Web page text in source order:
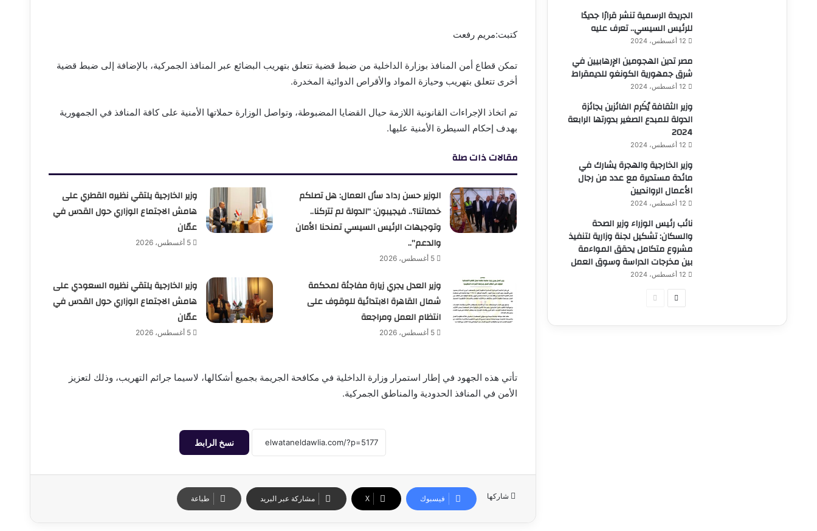
كتبت:مريم رفعت
تمكن قطاع أمن المنافذ بوزارة الداخلية من ضبط قضية تتعلق بتهريب البضائع عبر المنافذ الجمركية، بالإضافة إلى ضبط قضية
أخرى تتعلق بتهريب وحيازة المواد والأقراص الدوائية المخدرة.
تم اتخاذ الإجراءات القانونية اللازمة حيال القضايا المضبوطة، وتواصل الوزارة حملاتها الأمنية على كافة المنافذ في الجمهورية
بهدف إحكام السيطرة الأمنية عليها.
مقالات ذات صلة
الوزير حسن رداد سأل العمال: هل تصلكم
خدماتنا؟.. فيجيبون: “الدولة لم تتركنا..
وتوجيهات الرئيس السيسي تمنحنا الأمان
والدعم”..
5 أغسطس، 2026
وزير الخارجية يلتقي نظيره القطري على
هامش الاجتماع الوزاري حول القدس في
عمّان
5 أغسطس، 2026
وزير العدل يجري زيارة مفاجئة لمحكمة
شمال القاهرة الابتدائية للوقوف على
انتظام العمل ومراجعة
5 أغسطس، 2026
وزير الخارجية يلتقي نظيره السعودي على
هامش الاجتماع الوزاري حول القدس في
عمّان
5 أغسطس، 2026
تأتي هذه الجهود في إطار استمرار وزارة الداخلية في مكافحة الجريمة بجميع أشكالها، لاسيما جرائم التهريب، وذلك لتعزيز
الأمن في المنافذ الحدودية والمناطق الجمركية.
نسخ الرابط
شاركها فيسبوك ‫X مشاركة عبر البريد طباعة
الجريدة الرسمية تنشر قرارًا جديدًا
للرئيس السيسي.. تعرف عليه
12 أغسطس، 2024
مصر تدين الهجومين الإرهابيين في
شرق جمهورية الكونغو للديمقراط
12 أغسطس، 2024
وزير الثقافة يُكَرم الفائزين بجائزة
الدولة للمبدع الصغير بدورتها الرابعة
2024
12 أغسطس، 2024
وزير الخارجية والهجرة يشارك في
مائدة مستديرة مع عدد من رجال
الأعمال الروانديين
12 أغسطس، 2024
نائب رئيس الوزراء وزير الصحة
والسكان: تشكيل لجنة وزارية لتنفيذ
مشروع متكامل يحقق المواءمة
بين مخرجات الدراسة وسوق العمل
12 أغسطس، 2024
الصفحةالصفحة